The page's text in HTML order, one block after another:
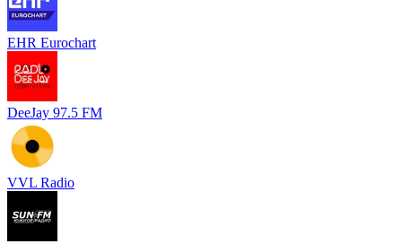
EHR Eurochart
DeeJay 97.5 FM
VVL Radio